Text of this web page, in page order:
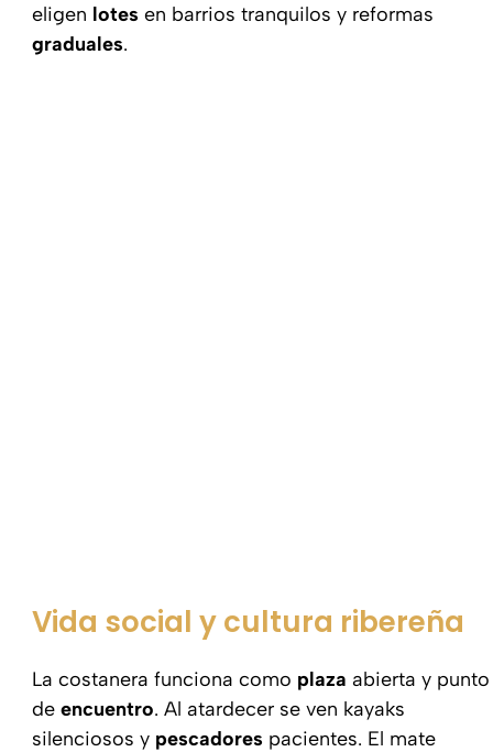
eligen lotes en barrios tranquilos y reformas
graduales.
Vida social y cultura ribereña
La costanera funciona como plaza abierta y punto
de encuentro. Al atardecer se ven kayaks
silenciosos y pescadores pacientes. El mate